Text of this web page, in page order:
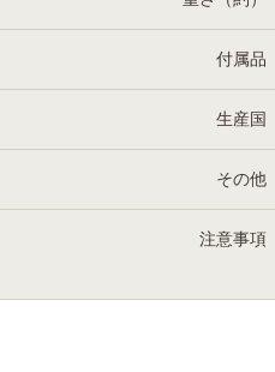
付属品
生産国
その他
注意事項